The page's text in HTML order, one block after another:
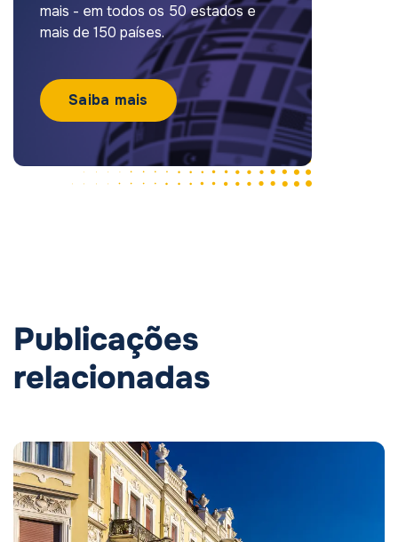
mais - em todos os 50 estados e
mais de 150 países.
Saiba mais
Publicações
relacionadas